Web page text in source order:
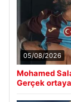
05/08/2026
Mohamed
Gerçek ortaya